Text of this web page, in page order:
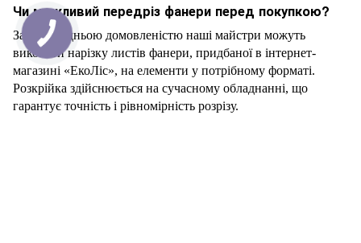
Чи можливий передріз фанери перед покупкою?
За попередньою домовленістю наші майстри можуть
виконати нарізку листів фанери, придбаної в інтернет-
магазині «ЕкоЛіс», на елементи у потрібному форматі.
Розкрійка здійснюється на сучасному обладнанні, що
гарантує точність і рівномірність розрізу.